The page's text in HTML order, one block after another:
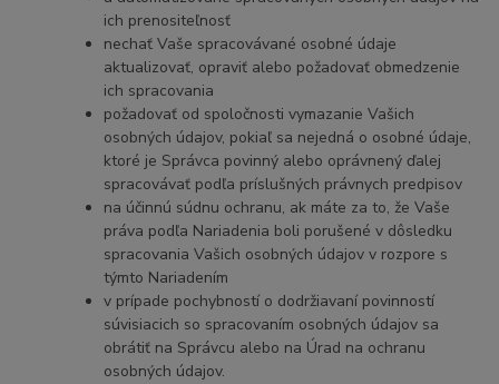
ich prenositeľnosť
nechať Vaše spracovávané osobné údaje
aktualizovať, opraviť alebo požadovať obmedzenie
ich spracovania
požadovať od spoločnosti vymazanie Vašich
osobných údajov, pokiaľ sa nejedná o osobné údaje,
ktoré je Správca povinný alebo oprávnený ďalej
spracovávať podľa príslušných právnych predpisov
na účinnú súdnu ochranu, ak máte za to, že Vaše
práva podľa Nariadenia boli porušené v dôsledku
spracovania Vašich osobných údajov v rozpore s
týmto Nariadením
v prípade pochybností o dodržiavaní povinností
súvisiacich so spracovaním osobných údajov sa
obrátiť na Správcu alebo na Úrad na ochranu
osobných údajov.